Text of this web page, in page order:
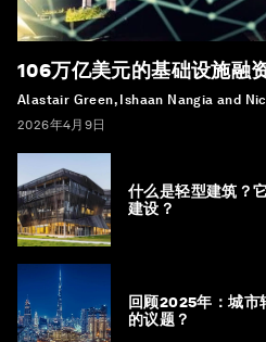
106万亿美元的基础设施融
Alastair Green, Ishaan Nangia and
2026年4月9日
什么是轻型建筑？
建设？
回顾2025年：城市
的议题？